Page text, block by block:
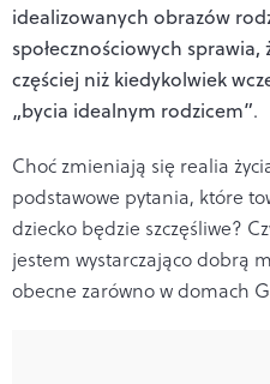
idealizowanych obrazów
społecznościowych sprawia,
częściej niż kiedykolwiek
„bycia idealnym rodzicem”.
Choć zmieniają się realia
podstawowe pytania, które
dziecko będzie szczęśliwe?
jestem wystarczająco dobrą
obecne zarówno w domach